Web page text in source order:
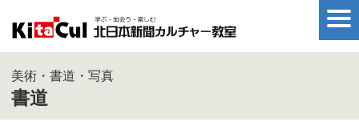
美術・書道・写真
書道